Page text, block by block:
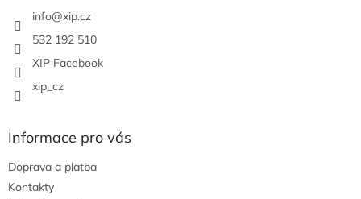
info@xip.cz
532 192 510
XIP Facebook
xip_cz
Informace pro vás
Doprava a platba
Kontakty